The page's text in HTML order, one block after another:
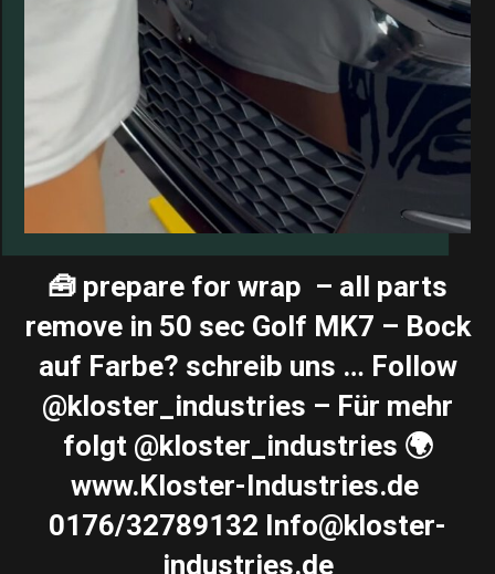
🧰 prepare for wrap ️ – all parts
remove in 50 sec Golf MK7 – Bock
auf Farbe? schreib uns … Follow
@kloster_industries – Für mehr
folgt @kloster_industries 🌍
www.Kloster-Industries.de ️
0176/32789132 Info@kloster-
industries.de